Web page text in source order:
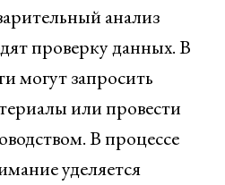
анализ
проверку данных. В
могут запросить
или провести
В процессе
уделяется